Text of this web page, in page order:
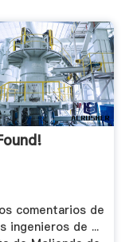
comentarios de
ingenieros de ...